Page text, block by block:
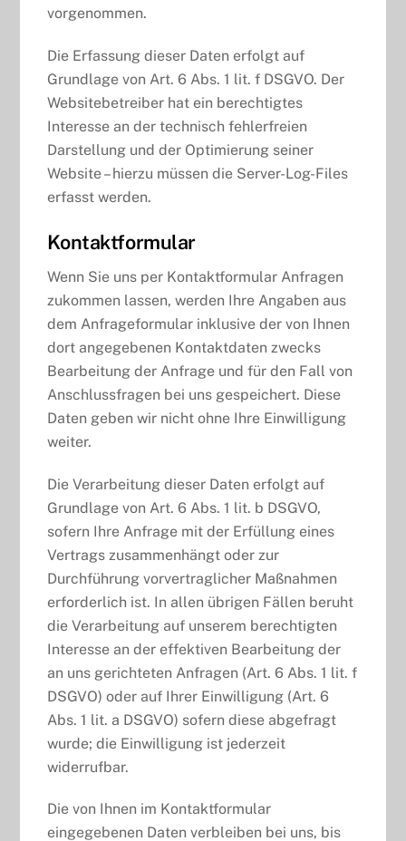
vorgenommen.
Die Erfassung dieser Daten erfolgt auf
Grundlage von Art. 6 Abs. 1 lit. f DSGVO. Der
Websitebetreiber hat ein berechtigtes
Interesse an der technisch fehlerfreien
Darstellung und der Optimierung seiner
Website – hierzu müssen die Server-Log-Files
erfasst werden.
Kontaktformular
Wenn Sie uns per Kontaktformular Anfragen
zukommen lassen, werden Ihre Angaben aus
dem Anfrageformular inklusive der von Ihnen
dort angegebenen Kontaktdaten zwecks
Bearbeitung der Anfrage und für den Fall von
Anschlussfragen bei uns gespeichert. Diese
Daten geben wir nicht ohne Ihre Einwilligung
weiter.
Die Verarbeitung dieser Daten erfolgt auf
Grundlage von Art. 6 Abs. 1 lit. b DSGVO,
sofern Ihre Anfrage mit der Erfüllung eines
Vertrags zusammenhängt oder zur
Durchführung vorvertraglicher Maßnahmen
erforderlich ist. In allen übrigen Fällen beruht
die Verarbeitung auf unserem berechtigten
Interesse an der effektiven Bearbeitung der
an uns gerichteten Anfragen (Art. 6 Abs. 1 lit. f
DSGVO) oder auf Ihrer Einwilligung (Art. 6
Abs. 1 lit. a DSGVO) sofern diese abgefragt
wurde; die Einwilligung ist jederzeit
widerrufbar.
Die von Ihnen im Kontaktformular
eingegebenen Daten verbleiben bei uns, bis